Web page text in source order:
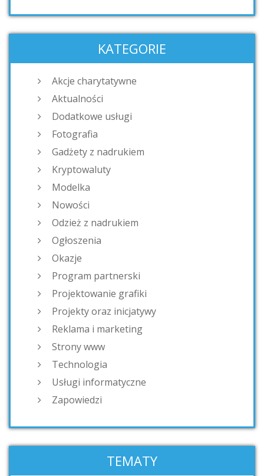
KATEGORIE
Akcje charytatywne
Aktualności
Dodatkowe usługi
Fotografia
Gadżety z nadrukiem
Kryptowaluty
Modelka
Nowości
Odzież z nadrukiem
Ogłoszenia
Okazje
Program partnerski
Projektowanie grafiki
Projekty oraz inicjatywy
Reklama i marketing
Strony www
Technologia
Usługi informatyczne
Zapowiedzi
TEMATY